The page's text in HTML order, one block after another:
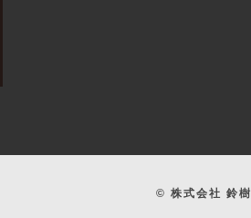
© 株式会社 鈴樹